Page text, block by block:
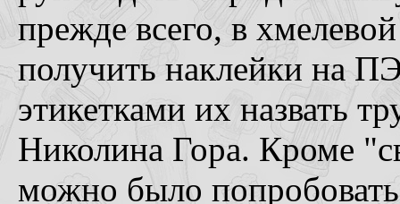
прежде всего, в
получить наклейки на
этикетками их назвать
Николина Гора. Кроме
можно было